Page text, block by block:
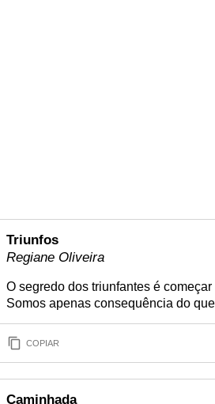
Triunfos
Regiane Oliveira
O segredo dos triunfantes é começar
Somos apenas consequência do
COPIAR
Caminhada